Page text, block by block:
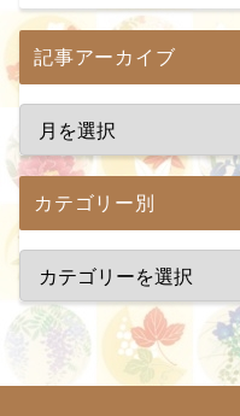
記事アーカイブ
カテゴリー別